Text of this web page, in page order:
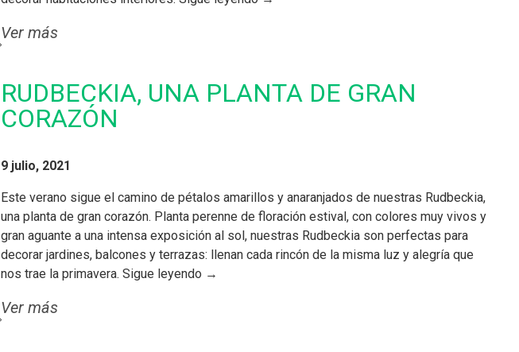
Ver más
RUDBECKIA, UNA PLANTA DE GRAN
CORAZÓN
9 julio, 2021
Este verano sigue el camino de pétalos amarillos y anaranjados de nuestras Rudbeckia,
una planta de gran corazón. Planta perenne de floración estival, con colores muy vivos y
gran aguante a una intensa exposición al sol, nuestras Rudbeckia son perfectas para
decorar jardines, balcones y terrazas: llenan cada rincón de la misma luz y alegría que
nos trae la primavera. Sigue leyendo →
Ver más